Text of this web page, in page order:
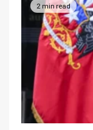
2 min read